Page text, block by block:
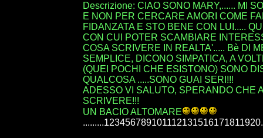
Descrizione: CIAO SONO MARY,...... MI
E NON PER CERCARE AMORI COME
FIDANZATA E STO BENE CON LUI.....
CON CUI POTER SCAMBIARE
COSA SCRIVERE IN REALTA'..... Bè DI
SEMPLICE, DICONO SIMPATICA, A
(QUEI POCHI CHE ESISTONO) SONO
QUALCOSA .....SONO GUAI SERI!!!
ADESSO VI SALUTO, SPERANDO CHE
SCRIVERE!!!
UN BACIO ALTOMARE